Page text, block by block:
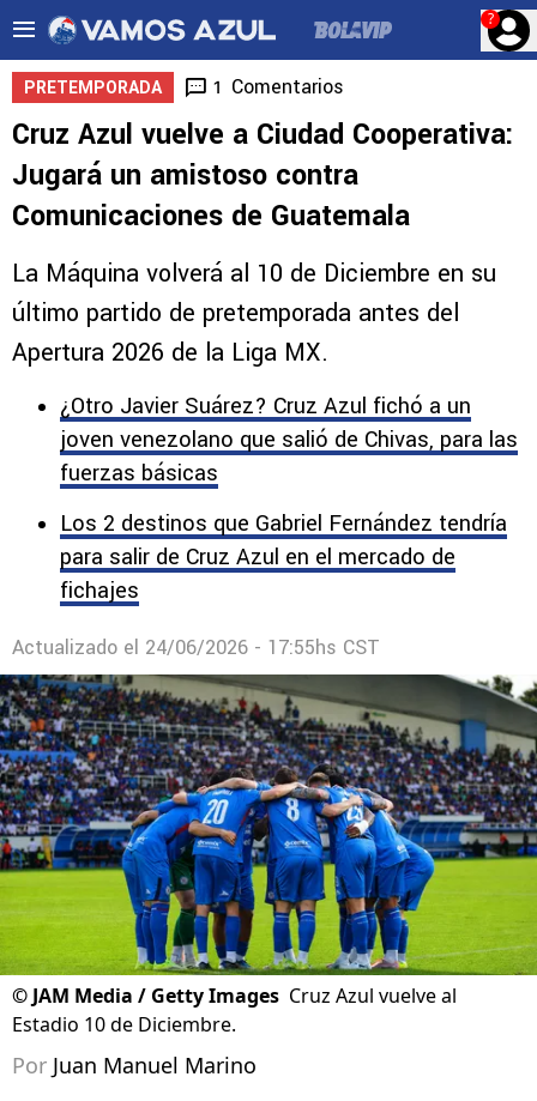
?
PRETEMPORADA 1 Comentarios
Cruz Azul vuelve a Ciudad Cooperativa:
Jugará un amistoso contra
Comunicaciones de Guatemala
La Máquina volverá al 10 de Diciembre en su
último partido de pretemporada antes del
Apertura 2026 de la Liga MX.
¿Otro Javier Suárez? Cruz Azul fichó a un
joven venezolano que salió de Chivas, para las
fuerzas básicas
Los 2 destinos que Gabriel Fernández tendría
para salir de Cruz Azul en el mercado de
fichajes
Actualizado el 24/06/2026 - 17:55hs CST
©JAM Media / Getty Images Cruz Azul vuelve al
Estadio 10 de Diciembre.
Por Juan Manuel Marino